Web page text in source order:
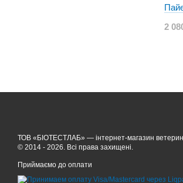
2
ТОВ «БІОТЕСТЛАБ» — інтернет-магазин
© 2014 - 2026. Всі права захищені.
Приймаємо до оплати